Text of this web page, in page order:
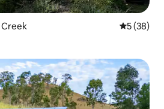
Creek Prosječna
5 (38)